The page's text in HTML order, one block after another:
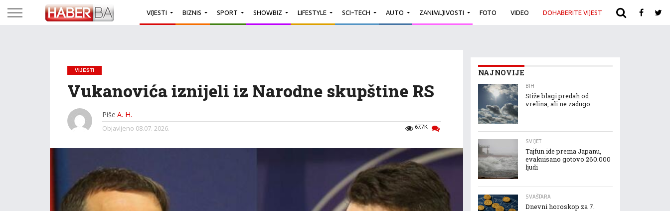
VIJESTI BIZNIS SPORT SHOWBIZ LIFESTYLE SCI-TECH AUTO ZANIMLJIVOSTI FOTO VIDEO DOHABERITE VIJEST ARHIVA
VIJESTI
Vukanovića iznijeli iz Narodne skupštine RS
Piše A. H.
67.7K
Objavljeno 08.07. 2026.
NAJNOVIJE
BIH
Stiže blagi predah od
vrelina, ali ne zadugo
SVIJET
Tajfun ide prema Japanu,
evakuisano gotovo 260.000
ljudi
SVAŠTARA
Dnevni horoskop za 7.